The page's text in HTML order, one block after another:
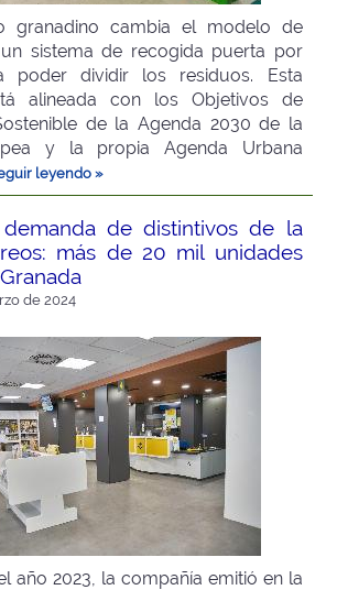
granadino cambia el modelo de
sistema de recogida puerta por
poder dividir los residuos. Esta
alineada con los Objetivos de
de la Agenda 2030 de la
y la propia Agenda Urbana
leyendo »
de distintivos de la
más de 20 mil unidades
de 2024
año 2023, la compañía emitió en la